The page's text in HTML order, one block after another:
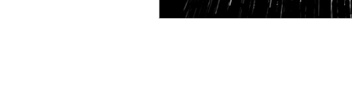
Astrologia 2024